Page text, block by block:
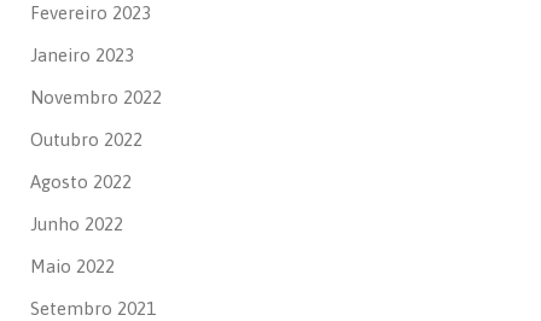
Fevereiro 2023
Janeiro 2023
Novembro 2022
Outubro 2022
Agosto 2022
Junho 2022
Maio 2022
Setembro 2021